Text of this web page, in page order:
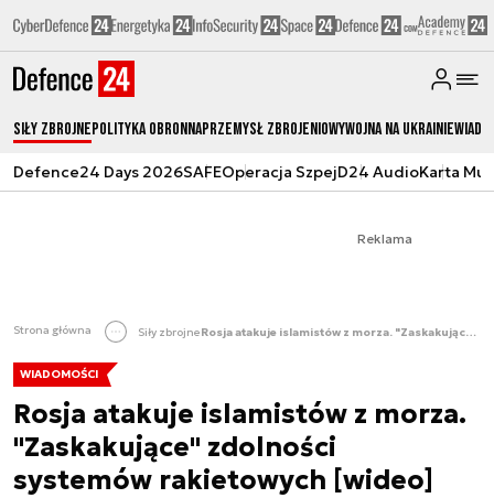
Siły zbrojnePolityka obronnaPrzemysł ZbrojeniowyWojna na Ukrainie
Defence24 Days 2026SAFEOperacja SzpejD24 AudioKarta
Reklama
Strona główna Siły zbrojne Rosja atakuje islamistów z morza. "Zaskakujące" zdolności systemów rakietowych [wideo]
WIADOMOŚCI
Rosja atakuje islamistów z morza.
"Zaskakujące" zdolności
systemów rakietowych [wideo]